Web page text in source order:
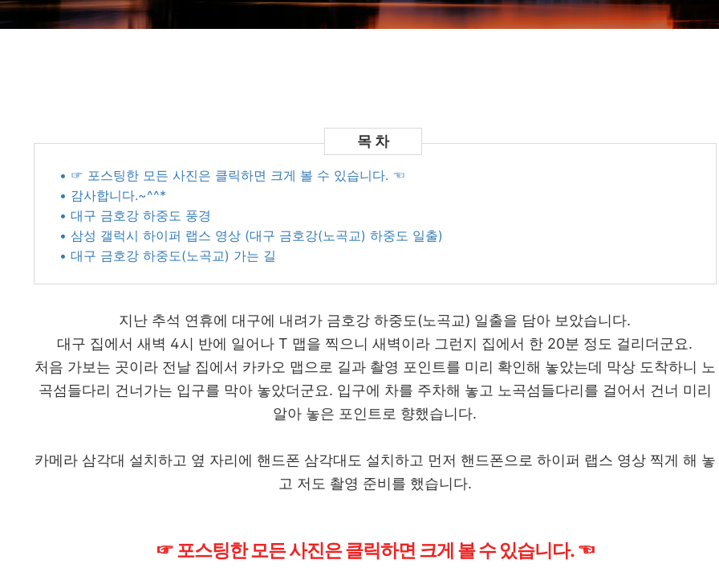
• ☞ 포스팅한 모든 사진은 클릭하면 크게 볼 수 있습니다. ☜
• 감사합니다.~^^*
• 대구 금호강 하중도 풍경
• 삼성 갤럭시 하이퍼 랩스 영상 (대구 금호강(노곡교) 하중도 일출)
• 대구 금호강 하중도(노곡교) 가는 길
지난 추석 연휴에 대구에 내려가 금호강 하중도(노곡교) 일출을 담아 보았습니다.
대구 집에서 새벽 4시 반에 일어나 T 맵을 찍으니 새벽이라 그런지 집에서 한 20분 정도 걸리더군요.
처음 가보는 곳이라 전날 집에서 카카오 맵으로 길과 촬영 포인트를 미리 확인해 놓았는데 막상 도착하니 노
곡섬들다리 건너가는 입구를 막아 놓았더군요. 입구에 차를 주차해 놓고 노곡섬들다리를 걸어서 건너 미리
알아 놓은 포인트로 향했습니다.
카메라 삼각대 설치하고 옆 자리에 핸드폰 삼각대도 설치하고 먼저 핸드폰으로 하이퍼 랩스 영상 찍게 해 놓
고 저도 촬영 준비를 했습니다.
☞ 포스팅한 모든 사진은 클릭하면 크게 볼 수 있습니다. ☜